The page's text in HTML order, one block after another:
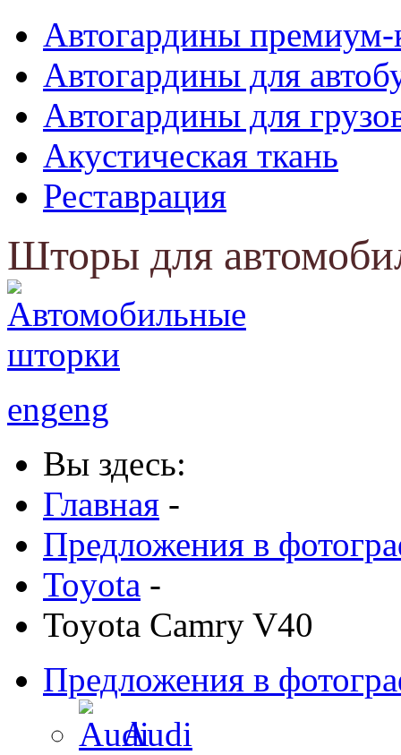
Автогардины премиум-
Автогардины для
Автогардины для
Акустическая ткань
Реставрация
Шторы для
engeng
Вы здесь:
Главная -
Предложения в
Toyota -
Toyota Camry V40
Предложения в
Audi